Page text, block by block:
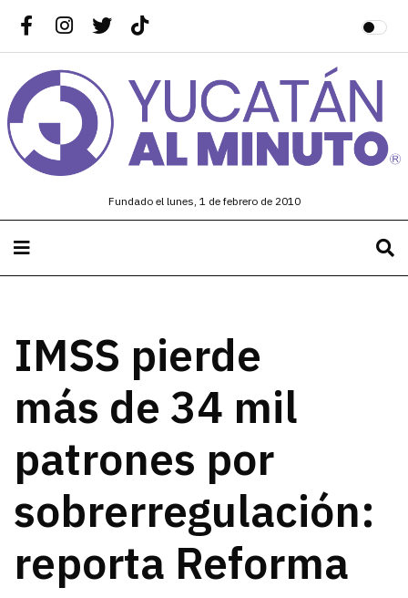
Fundado el lunes, 1 de febrero de 2010
IMSS pierde
más de 34 mil
patrones por
sobrerregulación:
reporta Reforma